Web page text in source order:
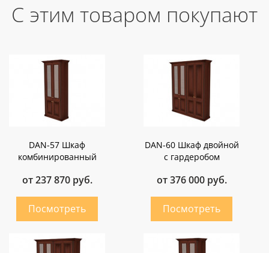
С этим товаром покупают
DAN-57 Шкаф
комбинированный
от 237 870 руб.
DAN-60 Шкаф двойной
с гардеробом
от 376 000 руб.